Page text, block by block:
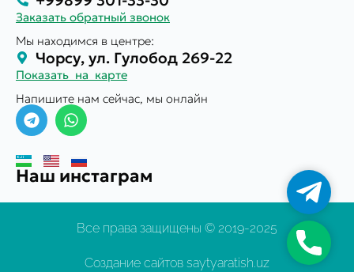
Заказать обратный звонок
Мы находимся в центре:
Чорсу, ул. Гулобод 269-22
Показать на карте
Напишите нам сейчас, мы онлайн
Наш инстаграм
Все права защищены © 2019-2025
Создание сайтов saytyaratish.uz